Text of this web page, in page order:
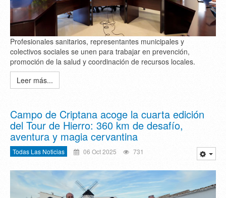
Profesionales sanitarios, representantes municipales y
colectivos sociales se unen para trabajar en prevención,
promoción de la salud y coordinación de recursos locales.
Leer más...
Campo de Criptana acoge la cuarta edición
del Tour de Hierro: 360 km de desafío,
aventura y magia cervantina
Todas Las Noticias 06 Oct 2025 731